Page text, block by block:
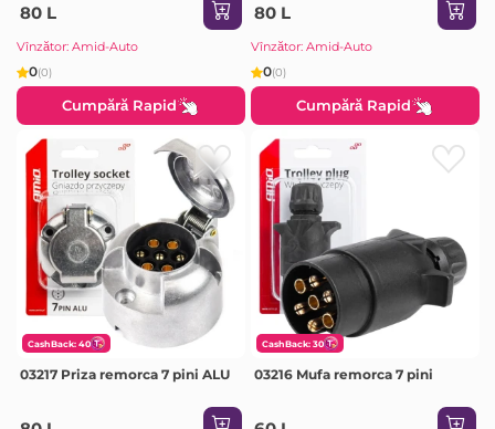
80 L
Vînzător: Amid-Auto
0(0)
Cumpără Rapid
80 L
Vînzător: Amid-Auto
0(0)
Cumpără Rapid
CashBack: 40
03217 Priza remorca 7 pini ALU
CashBack: 30
03216 Mufa remorca 7 pini